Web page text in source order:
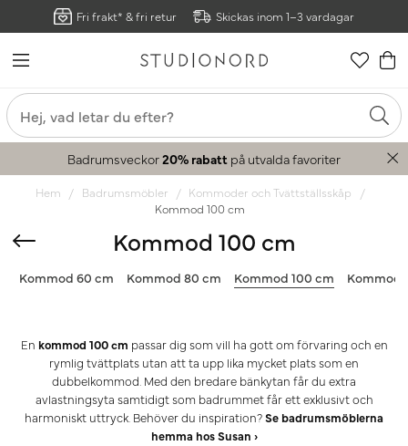
Fri frakt* & fri retur Skickas inom 1–3 vardagar
Badrumsveckor20% rabatt på utvalda favoriter
Hem Badrumsmöbler
Kommoder och Tvättställsskåp
Kommod 100 cm
Kommod 100 cm
Kommod 60 cm Kommod 80 cm Kommod 100 cm Kommod
En kommod 100 cm passar dig som vill ha gott om förvaring och en
rymlig tvättplats utan att ta upp lika mycket plats som en
dubbelkommod. Med den bredare bänkytan får du extra
avlastningsyta samtidigt som badrummet får ett exklusivt och
harmoniskt uttryck. Behöver du inspiration?Se badrumsmöblerna
hemma hos Susan ›